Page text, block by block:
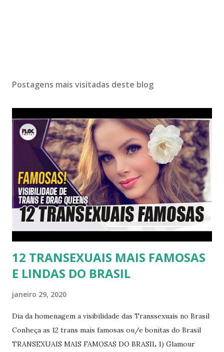
Postagens mais visitadas deste blog
12 TRANSEXUAIS MAIS FAMOSAS
E LINDAS DO BRASIL
janeiro 29, 2020
Dia da homenagem a visibilidade das Transsexuais no Brasil
Conheça as 12 trans mais famosas ou/e bonitas do Brasil
TRANSEXUAIS MAIS FAMOSAS DO BRASIL 1) Glamour